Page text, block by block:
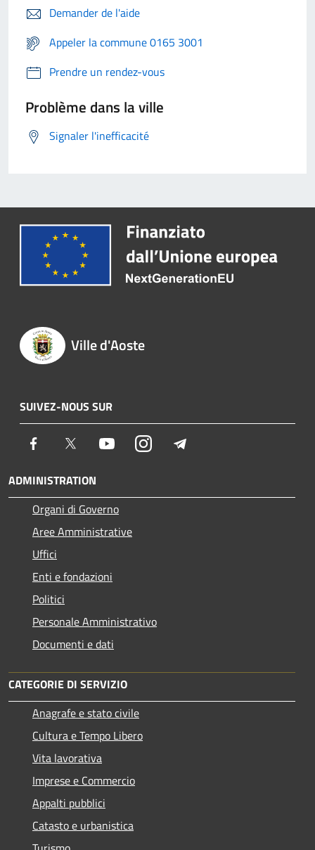
Demander de l'aide
Appeler la commune 0165 3001
Prendre un rendez-vous
Problème dans la ville
Signaler l'inefficacité
Ville d'Aoste
SUIVEZ-NOUS SUR
Facebook Twitter YoutubeInstagram
ADMINISTRATION
Organi di Governo
Aree Amministrative
Uffici
Enti e fondazioni
Politici
Personale Amministrativo
Documenti e dati
CATEGORIE DI SERVIZIO
Anagrafe e stato civile
Cultura e Tempo Libero
Vita lavorativa
Imprese e Commercio
Appalti pubblici
Catasto e urbanistica